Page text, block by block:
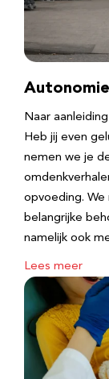
Naar
Heb jij even
nemen we je
opvoeding.
belangrijke
namelijk ook
Lees meer